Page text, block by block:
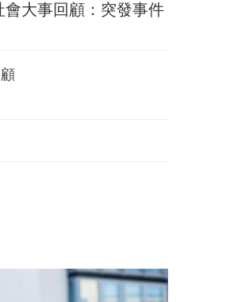
會大事回顧：突發事件